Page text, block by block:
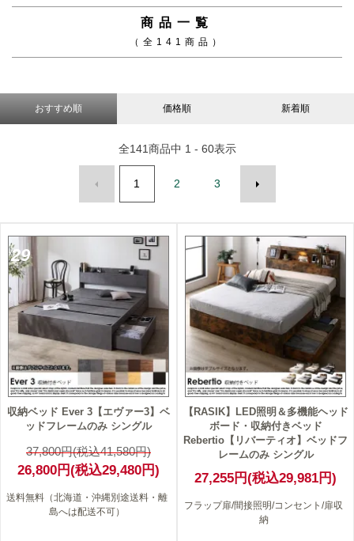
商品一覧
（全141商品）
おすすめ順 価格順 新着順
全141商品中 1 - 60表示
1 2 3
29
収納ベッド Ever 3【エヴァー3】ベ
ッドフレームのみ シングル
37,800円(税込41,580円)
26,800円(税込29,480円)
送料無料（北海道・沖縄別途送料・離
島へは配送不可）
【RASIK】LED照明＆多機能ヘッド
ボード・収納付きベッド
Rebertio【リバーティオ】ベッドフ
レームのみ シングル
27,255円(税込29,981円)
フラップ扉/間接照明/コンセント/扉収
納